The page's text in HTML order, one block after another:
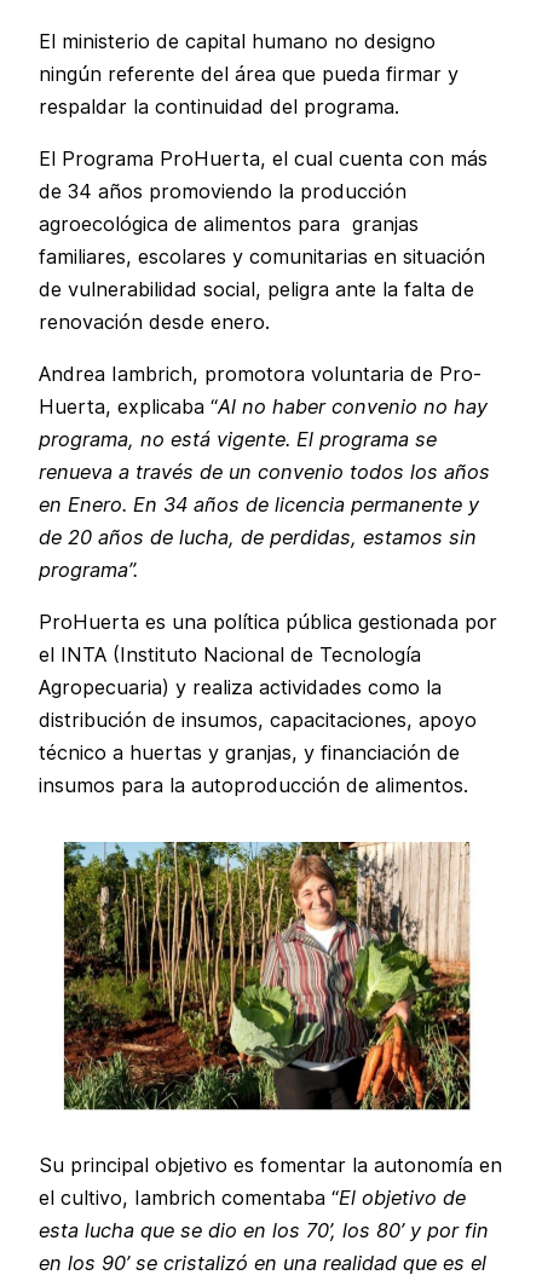
El ministerio de capital humano no designo
ningún referente del área que pueda firmar y
respaldar la continuidad del programa.
El Programa ProHuerta, el cual cuenta con más
de 34 años promoviendo la producción
agroecológica de alimentos para granjas
familiares, escolares y comunitarias en situación
de vulnerabilidad social, peligra ante la falta de
renovación desde enero.
Andrea Iambrich, promotora voluntaria de Pro-
Huerta, explicaba “Al no haber convenio no hay
programa, no está vigente. El programa se
renueva a través de un convenio todos los años
en Enero. En 34 años de licencia permanente y
de 20 años de lucha, de perdidas, estamos sin
programa”.
ProHuerta es una política pública gestionada por
el INTA (Instituto Nacional de Tecnología
Agropecuaria) y realiza actividades como la
distribución de insumos, capacitaciones, apoyo
técnico a huertas y granjas, y financiación de
insumos para la autoproducción de alimentos.
Su principal objetivo es fomentar la autonomía en
el cultivo, Iambrich comentaba “El objetivo de
esta lucha que se dio en los 70’, los 80’ y por fin
en los 90’ se cristalizó en una realidad que es el